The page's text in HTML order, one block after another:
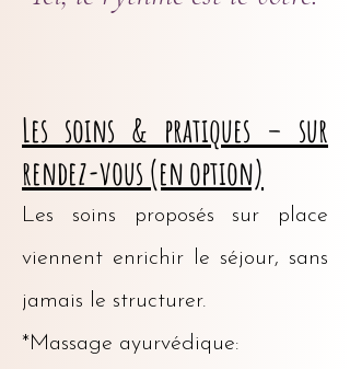
Les soins & pratiques – sur
rendez-vous (en option)
Les soins proposés sur place
viennent enrichir le séjour, sans
jamais le structurer.
*Massage ayurvédique: